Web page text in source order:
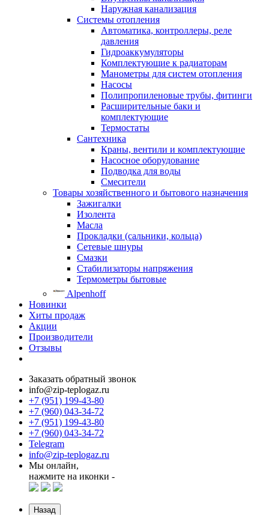
Наружная канализация
Системы отопления
Автоматика, контроллеры, реле
давления
Гидроаккумуляторы
Комплектующие к радиаторам
Манометры для систем отопления
Насосы
Полипропиленовые трубы, фитинги
Расширительные баки и
комплектующие
Термостаты
Сантехника
Краны, вентили и комплектующие
Насосное оборудование
Подводка для воды
Смесители
Товары хозяйственного и бытового назначения
Зажигалки
Изолента
Масла
Прокладки (сальники, кольца)
Сетевые шнуры
Смазки
Стабилизаторы напряжения
Термометры бытовые
Alpenhoff
Новинки
Хиты продаж
Акции
Производители
Отзывы
Заказать обратный звонок
info@zip-teplogaz.ru
+7 (951) 199-43-80
+7 (960) 043-34-72
+7 (951) 199-43-80
+7 (960) 043-34-72
Telegram
info@zip-teplogaz.ru
Мы онлайн,
нажмите на иконки -
Назад